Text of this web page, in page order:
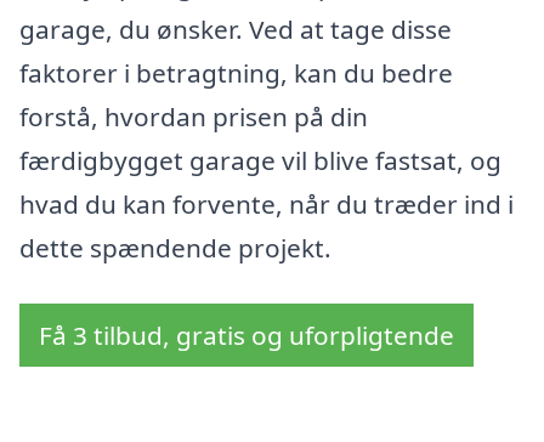
garage, du ønsker. Ved at tage disse
faktorer i betragtning, kan du bedre
forstå, hvordan prisen på din
færdigbygget garage vil blive fastsat, og
hvad du kan forvente, når du træder ind i
dette spændende projekt.
Få 3 tilbud, gratis og uforpligtende